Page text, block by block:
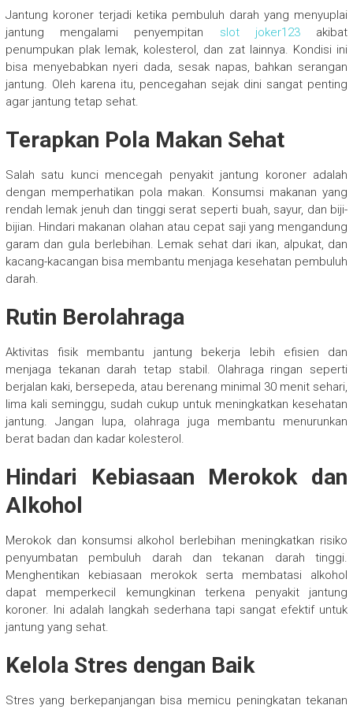
Jantung koroner terjadi ketika pembuluh darah yang menyuplai
jantung mengalami penyempitan slot joker123akibat
penumpukan plak lemak, kolesterol, dan zat lainnya. Kondisi ini
bisa menyebabkan nyeri dada, sesak napas, bahkan serangan
jantung. Oleh karena itu, pencegahan sejak dini sangat penting
agar jantung tetap sehat.
Terapkan Pola Makan Sehat
Salah satu kunci mencegah penyakit jantung koroner adalah
dengan memperhatikan pola makan. Konsumsi makanan yang
rendah lemak jenuh dan tinggi serat seperti buah, sayur, dan biji-
bijian. Hindari makanan olahan atau cepat saji yang mengandung
garam dan gula berlebihan. Lemak sehat dari ikan, alpukat, dan
kacang-kacangan bisa membantu menjaga kesehatan pembuluh
darah.
Rutin Berolahraga
Aktivitas fisik membantu jantung bekerja lebih efisien dan
menjaga tekanan darah tetap stabil. Olahraga ringan seperti
berjalan kaki, bersepeda, atau berenang minimal 30 menit sehari,
lima kali seminggu, sudah cukup untuk meningkatkan kesehatan
jantung. Jangan lupa, olahraga juga membantu menurunkan
berat badan dan kadar kolesterol.
Hindari Kebiasaan Merokok dan
Alkohol
Merokok dan konsumsi alkohol berlebihan meningkatkan risiko
penyumbatan pembuluh darah dan tekanan darah tinggi.
Menghentikan kebiasaan merokok serta membatasi alkohol
dapat memperkecil kemungkinan terkena penyakit jantung
koroner. Ini adalah langkah sederhana tapi sangat efektif untuk
jantung yang sehat.
Kelola Stres dengan Baik
Stres yang berkepanjangan bisa memicu peningkatan tekanan